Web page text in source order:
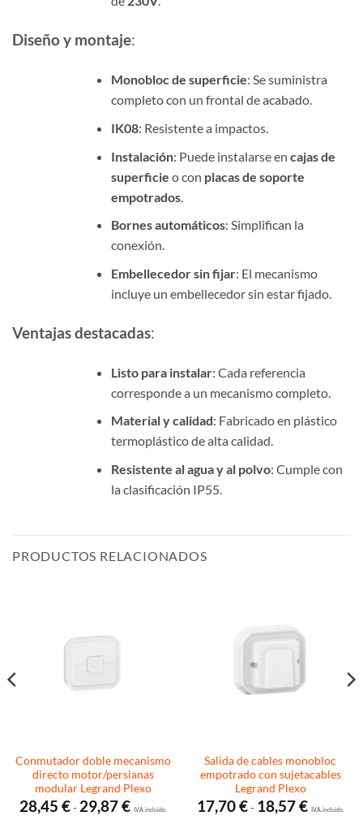
Diseño y montaje:
Monobloc de superficie: Se suministra
completo con un frontal de acabado.
IK08: Resistente a impactos.
Instalación: Puede instalarse en cajas de
superficie o con placas de soporte
empotrados.
Bornes automáticos: Simplifican la
conexión.
Embellecedor sin fijar: El mecanismo
incluye un embellecedor sin estar fijado.
Ventajas destacadas:
Listo para instalar: Cada referencia
corresponde a un mecanismo completo.
Material y calidad: Fabricado en plástico
termoplástico de alta calidad.
Resistente al agua y al polvo: Cumple con
la clasificación IP55.
PRODUCTOS RELACIONADOS
Conmutador doble mecanismo
directo motor/persianas
modular Legrand Plexo
28,45 €- 29,87€Rango
de
I.V.A. incluido.
Salida de cables monobloc
empotrado con sujetacables
Legrand Plexo
17,70€- 18,57€Rango
de
I.V.A. incluido.